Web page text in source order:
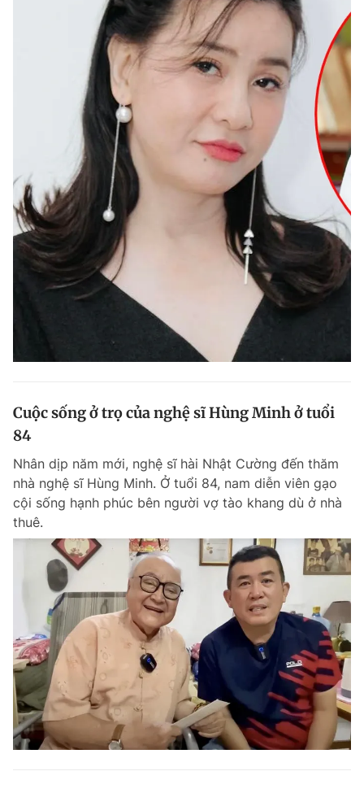
Cuộc sống ở trọ của nghệ sĩ Hùng Minh ở tuổi
84
Nhân dịp năm mới, nghệ sĩ hài Nhật Cường đến thăm
nhà nghệ sĩ Hùng Minh. Ở tuổi 84, nam diễn viên gạo
cội sống hạnh phúc bên người vợ tào khang dù ở nhà
thuê.